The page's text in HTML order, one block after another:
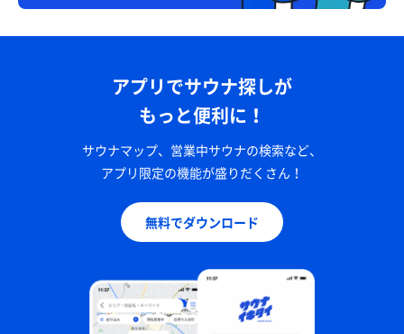
アプリでサウナ探しが
もっと便利に！
サウナマップ、営業中サウナの検索など、
アプリ限定の機能が盛りだくさん！
無料でダウンロード